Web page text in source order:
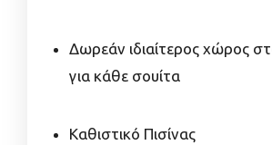
Δωρεάν ιδιαίτερος χώρος
για κάθε σουίτα
Καθιστικό Πισίνας